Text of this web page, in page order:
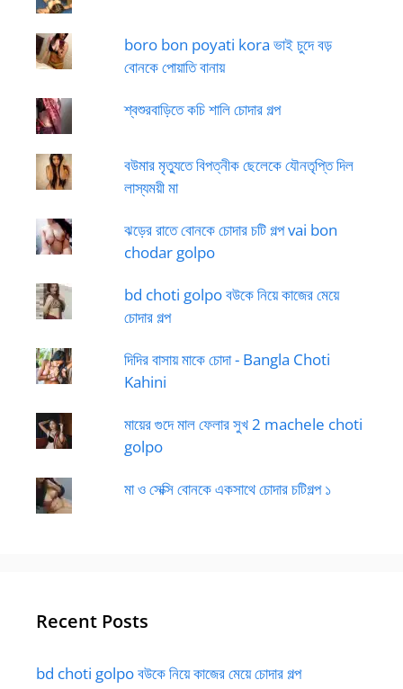
boro bon poyati kora ভাই চুদে বড়
বোনকে পোয়াতি বানায়
শ্বশুরবাড়িতে কচি শালি চোদার গল্প
বউমার মৃত্যুতে বিপত্নীক ছেলেকে যৌনতৃপ্তি দিল
লাস্যময়ী মা
ঝড়ের রাতে বোনকে চোদার চটি গল্প vai bon
chodar golpo
bd choti golpo বউকে নিয়ে কাজের মেয়ে
চোদার গল্প
দিদির বাসায় মাকে চোদা - Bangla Choti
Kahini
মায়ের গুদে মাল ফেলার সুখ 2 machele choti
golpo
মা ও সেক্সি বোনকে একসাথে চোদার চটিগল্প ১
Recent Posts
bd choti golpo বউকে নিয়ে কাজের মেয়ে চোদার গল্প